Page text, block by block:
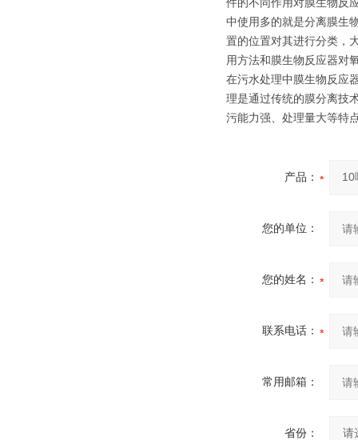
件的不同作用对膜生物反
中使用多的就是分离膜生
置的位置对其进行分类，
用方法和膜生物反应器对
在污水处理中膜生物反应
理是通过传统的膜分离技
污能力强、处理量大等特
产品：
您的单位：
您的姓名：
联系电话：
常用邮箱：
省份：